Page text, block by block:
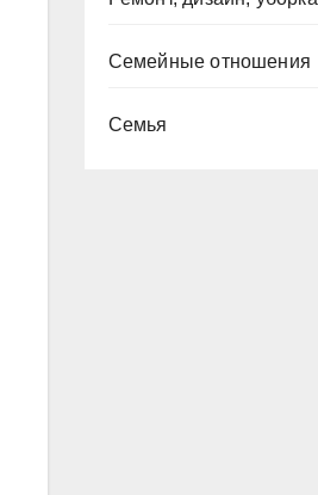
Семейные отношения
Семья